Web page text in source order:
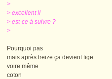
>
> excellent !!
> est-ce à suivre ?
>
Pourquoi pas
mais après treize ça devient tige
voire même
coton